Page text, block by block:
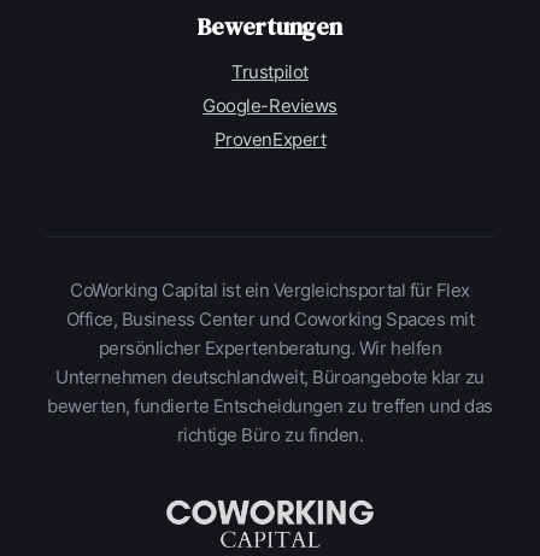
Bewertungen
Trustpilot
Google-Reviews
ProvenExpert
CoWorking Capital ist ein Vergleichsportal für Flex
Office, Business Center und Coworking Spaces mit
persönlicher Expertenberatung. Wir helfen
Unternehmen deutschlandweit, Büroangebote klar zu
bewerten, fundierte Entscheidungen zu treffen und das
richtige Büro zu finden.